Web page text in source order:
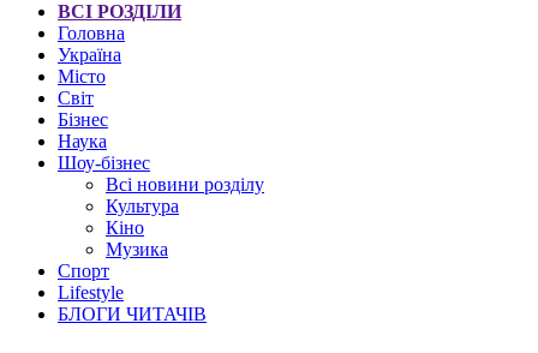
ВСІ РОЗДІЛИ
Головна
Україна
Місто
Світ
Бізнес
Наука
Шоу-бізнес
Всі новини розділу
Культура
Кіно
Музика
Спорт
Lifestyle
БЛОГИ ЧИТАЧІВ